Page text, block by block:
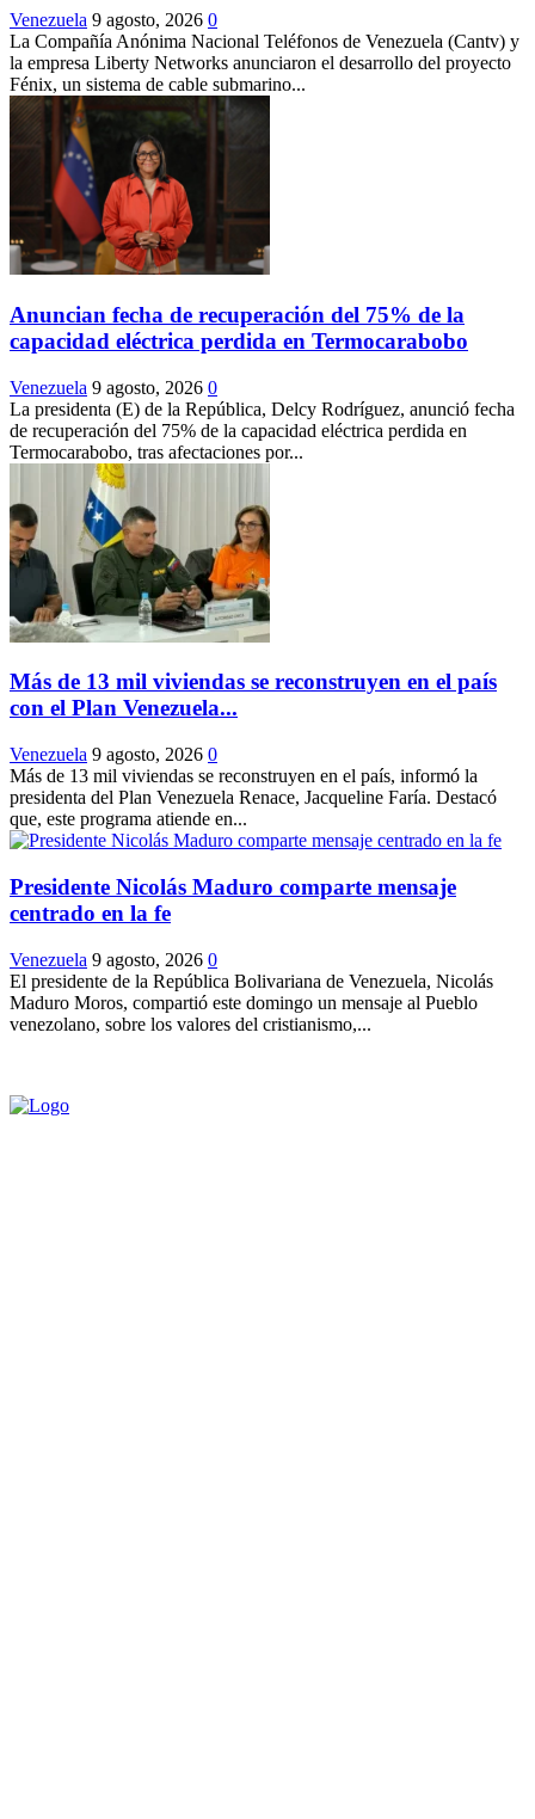
Venezuela 9 agosto, 2026 0
La Compañía Anónima Nacional Teléfonos de Venezuela (Cantv) y
la empresa Liberty Networks anunciaron el desarrollo del proyecto
Fénix, un sistema de cable submarino...
Anuncian fecha de recuperación del 75% de la
capacidad eléctrica perdida en Termocarabobo
Venezuela 9 agosto, 2026 0
La presidenta (E) de la República, Delcy Rodríguez, anunció fecha
de recuperación del 75% de la capacidad eléctrica perdida en
Termocarabobo, tras afectaciones por...
Más de 13 mil viviendas se reconstruyen en el país
con el Plan Venezuela...
Venezuela 9 agosto, 2026 0
Más de 13 mil viviendas se reconstruyen en el país, informó la
presidenta del Plan Venezuela Renace, Jacqueline Faría. Destacó
que, este programa atiende en...
Presidente Nicolás Maduro comparte mensaje
centrado en la fe
Venezuela 9 agosto, 2026 0
El presidente de la República Bolivariana de Venezuela, Nicolás
Maduro Moros, compartió este domingo un mensaje al Pueblo
venezolano, sobre los valores del cristianismo,...